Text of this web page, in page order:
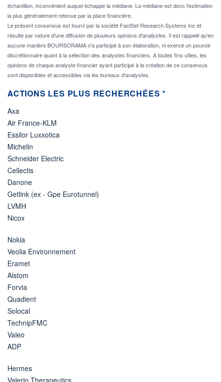
échantillon, inconvénient auquel échappe la médiane. La médiane est donc l'estimation
la plus généralement retenue par la place financière.
Le présent consensus est fourni par la société FactSet Research Systems Inc et
résulte par nature d'une diffusion de plusieurs opinions d'analystes. Il est rappelé qu'en
aucune manière BOURSORAMA n'a participé à son élaboration, ni exercé un pouvoir
discrétionnaire quant à la sélection des analystes financiers. A toutes fins utiles, les
opinions de chaque analyste financier ayant participé à la création de ce consensus
sont disponibles et accessibles via les bureaux d'analystes.
ACTIONS LES PLUS RECHERCHÉES *
Axa
Air France-KLM
Essilor Luxxotica
Michelin
Schneider Electric
Cellectis
Danone
Getlink (ex - Gpe Eurotunnel)
LVMH
Nicox
Nokia
Veolia Environnement
Eramet
Alstom
Forvia
Quadient
Solocal
TechnipFMC
Valeo
ADP
Hermes
Valerio Therapeutics